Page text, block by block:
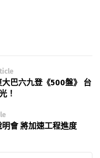
巴六九登《500盤》 台
！
會 將加速工程進度